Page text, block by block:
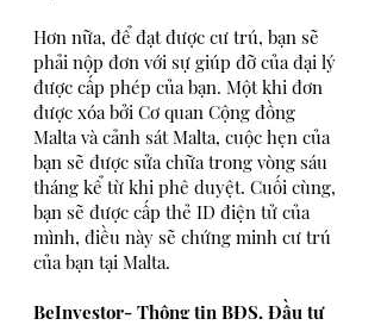
Hơn nữa, để đạt được cư trú, bạn sẽ
phải nộp đơn với sự giúp đỡ của đại lý
được cấp phép của bạn. Một khi đơn
được xóa bởi Cơ quan Cộng đồng
Malta và cảnh sát Malta, cuộc hẹn của
bạn sẽ được sửa chữa trong vòng sáu
tháng kể từ khi phê duyệt. Cuối cùng,
bạn sẽ được cấp thẻ ID điện tử của
mình, điều này sẽ chứng minh cư trú
của bạn tại Malta.
BeInvestor- Thông tin BĐS, Đầu tư